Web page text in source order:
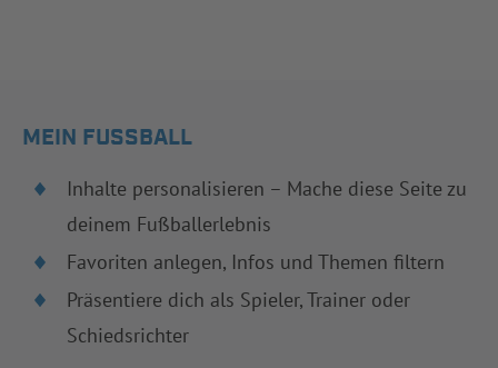
MEIN FUSSBALL
Inhalte personalisieren – Mache diese Seite zu
deinem Fußballerlebnis
Favoriten anlegen, Infos und Themen filtern
Präsentiere dich als Spieler, Trainer oder
Schiedsrichter